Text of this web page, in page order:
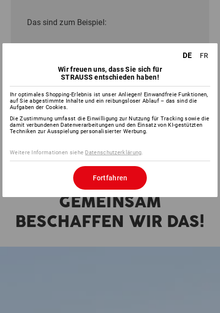
Das sind zum Beispiel:
cXML
GEMEINSAM
BESCHAFFEN WIR DAS!
DE
FR
Wir freuen uns, dass Sie sich für
STRAUSS entschieden haben!
Ihr optimales Shopping-Erlebnis ist unser Anliegen! Einwandfreie Funktionen,
auf Sie abgestimmte Inhalte und ein reibungsloser Ablauf – das sind die
Aufgaben der Cookies.
Die Zustimmung umfasst die Einwilligung zur Nutzung für Tracking sowie die
damit verbundenen Datenverarbeitungen und den Einsatz von KI-gestützten
Techniken zur Ausspielung personalisierter Werbung.
Weitere Informationen siehe Datenschutzerklärung
Fortfahren